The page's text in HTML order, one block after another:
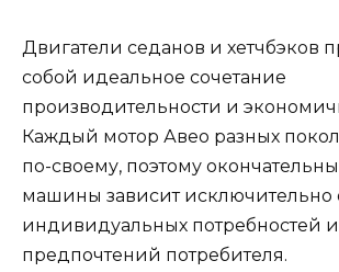
Двигатели седанов и хетчбэков
собой идеальное сочетание
производительности и
Каждый мотор Авео разных
по-своему, поэтому
машины зависит исключительно
индивидуальных потребностей и
предпочтений потребителя.